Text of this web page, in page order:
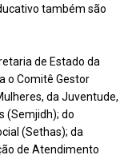
também são
de Estado da
o Comitê Gestor
da Juventude,
(Semjidh); do
(Sethas); da
de Atendimento